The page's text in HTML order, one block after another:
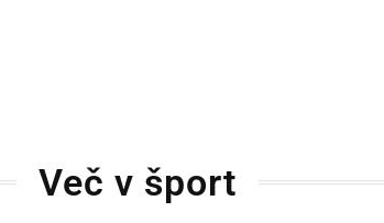
Več v šport